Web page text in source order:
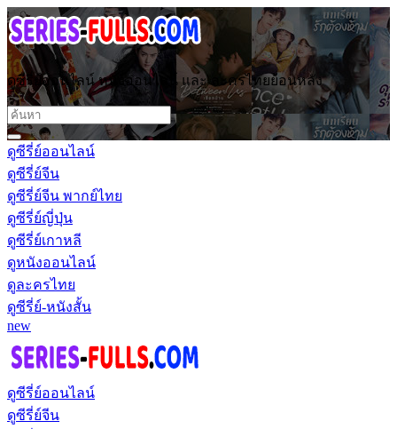
ดูซีรี่ย์ออนไลน์ หนังออนไลน์ และ ละครไทยย้อนหลัง
ดูซีรี่ย์ออนไลน์
ดูซีรี่ย์จีน
ดูซีรี่ย์จีน พากย์ไทย
ดูซีรี่ย์ญี่ปุ่น
ดูซีรี่ย์เกาหลี
ดูหนังออนไลน์
ดูละครไทย
ดูซีรี่ย์-หนังสั้น
new
ดูซีรี่ย์ออนไลน์
ดูซีรี่ย์จีน